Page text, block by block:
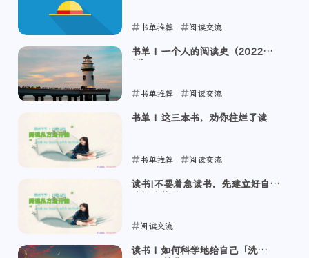
书单推荐 阅读交流
2024-01-11
书单 | 一个人的阅读史（2022修订
书单推荐 阅读交流
2024-01-11
书单 | 这三本书，劝你往烂了读
书单推荐 阅读交流
2024-01-11
读书|不要着急读书，先建立好自己
阅读交流
2024-01-11
读书 | 如何科学地给自己「洗